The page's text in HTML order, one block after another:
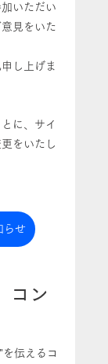
いただい
見をいた
し上げま
に、サイ
をいたし
らせ
コン
伝えるコ